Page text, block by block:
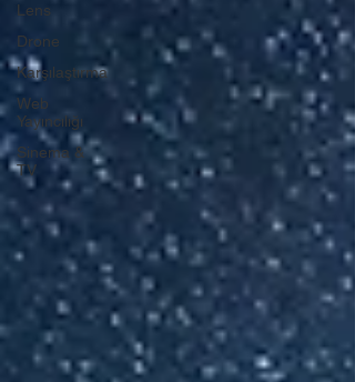
Lens
Drone
Karşılaştırma
Web
Yayıncılığı
Sinema &
TV